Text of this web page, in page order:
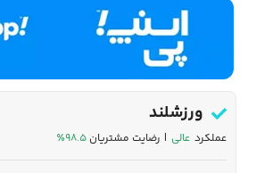
ورزشلند
عملکرد عالی | رضایت مشتریان ۹۸.۵٪